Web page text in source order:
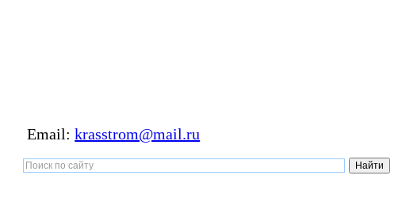
Email:krasstrom@mail.ru